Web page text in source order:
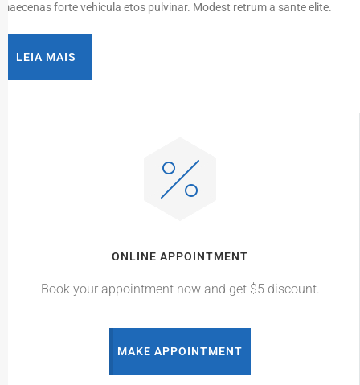
maecenas forte vehicula etos pulvinar. Modest retrum a sante elite.
LEIA MAIS
ONLINE APPOINTMENT
Book your appointment now and get $5 discount.
MAKE APPOINTMENT